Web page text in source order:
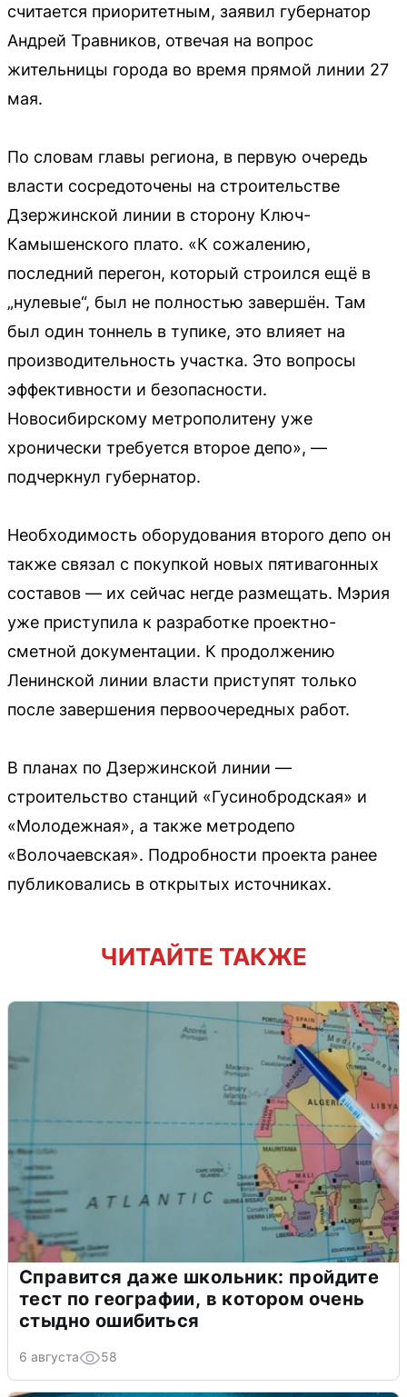
считается приоритетным, заявил губернатор
Андрей Травников, отвечая на вопрос
жительницы города во время прямой линии 27
мая.
По словам главы региона, в первую очередь
власти сосредоточены на строительстве
Дзержинской линии в сторону Ключ-
Камышенского плато. «К сожалению,
последний перегон, который строился ещё в
„нулевые“, был не полностью завершён. Там
был один тоннель в тупике, это влияет на
производительность участка. Это вопросы
эффективности и безопасности.
Новосибирскому метрополитену уже
хронически требуется второе депо», —
подчеркнул губернатор.
Необходимость оборудования второго депо он
также связал с покупкой новых пятивагонных
составов — их сейчас негде размещать. Мэрия
уже приступила к разработке проектно-
сметной документации. К продолжению
Ленинской линии власти приступят только
после завершения первоочередных работ.
В планах по Дзержинской линии —
строительство станций «Гусинобродская» и
«Молодежная», а также метродепо
«Волочаевская». Подробности проекта ранее
публиковались в открытых источниках.
ЧИТАЙТЕ ТАКЖЕ
Справится даже школьник: пройдите
тест по географии, в котором очень
стыдно ошибиться
6 августа 58